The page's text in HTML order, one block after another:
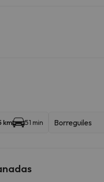
km 51 min Borreguiles